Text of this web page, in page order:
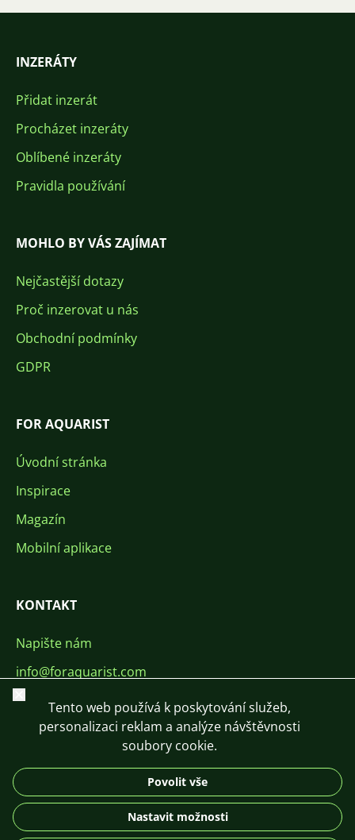
INZERÁTY
Přidat inzerát
Procházet inzeráty
Oblíbené inzeráty
Pravidla používání
MOHLO BY VÁS ZAJÍMAT
Nejčastější dotazy
Proč inzerovat u nás
Obchodní podmínky
GDPR
FOR AQUARIST
Úvodní stránka
Inspirace
Magazín
Mobilní aplikace
KONTAKT
Napište nám
info@foraquarist.com
+420 603 449 602
DE
© 2026 For Aquarist
Zavřít
Tento web používá k poskytování služeb,
personalizaci reklam a analýze návštěvnosti
soubory cookie.
Povolit vše
Nastavit možnosti